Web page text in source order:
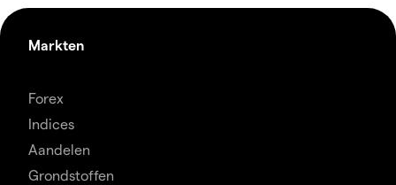
Markten
Forex
Indices
Aandelen
Grondstoffen